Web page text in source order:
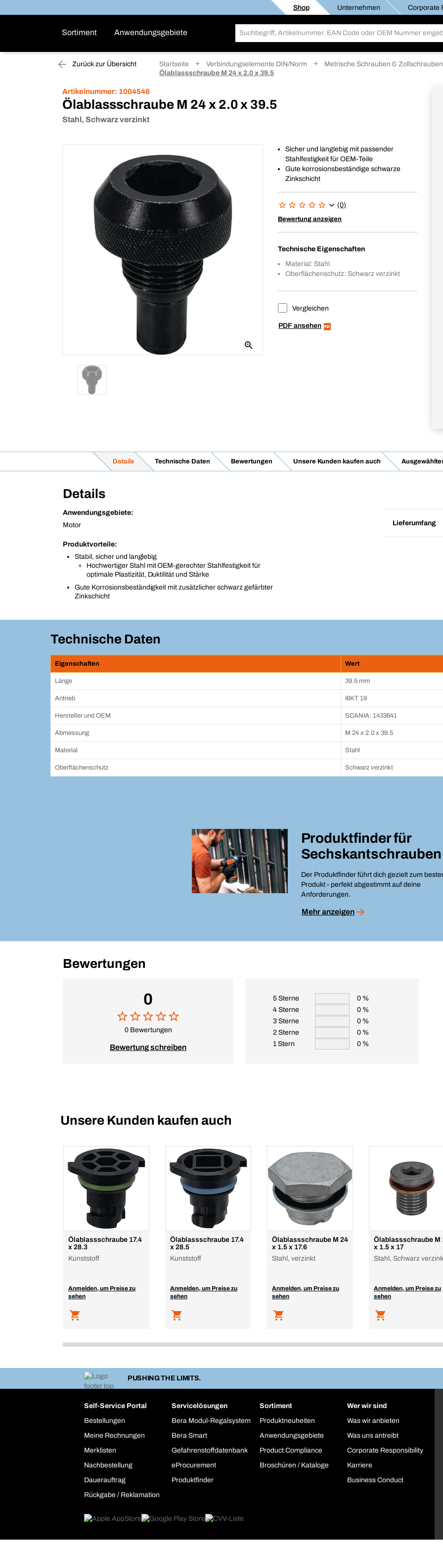
Shop Unternehmen Corporate
Sortiment Anwendungsgebiete
Zurück zur Übersicht Startseite Verbindungselemente DIN/Norm
Metrische Schrauben & Zollschrauben
Ölablassschraube M 24 x 2.0 x 39.5
Artikelnummer: 1004548
Ölablassschraube M 24 x 2.0 x 39.5
Stahl, Schwarz verzinkt
Sicher und langlebig mit passender
Stahlfestigkeit für OEM-Teile
Gute korrosionsbeständige schwarze
Zinkschicht
(0)
Bewertung anzeigen
Technische Eigenschaften
Material: Stahl
Oberflächenschutz: Schwarz verzinkt
Vergleichen
PDF ansehen
Details Technische Daten Bewertungen Unsere Kunden kaufen auch
Details
Anwendungsgebiete:
Motor
Produktvorteile:
Stabil, sicher und langlebig
Hochwertiger Stahl mit OEM-gerechter Stahlfestigkeit für
optimale Plastizität, Duktilität und Stärke
Gute Korrosionsbeständigkeit mit zusätzlicher schwarz gefärbter
Zinkschicht
Lieferumfang
Technische Daten
Eigenschaften Wert
Länge 39.5 mm
Antrieb I6KT 19
Hersteller und OEM SCANIA: 1433641
Abmessung M 24 x 2.0 x 39.5
Material Stahl
Oberflächenschutz Schwarz verzinkt
Produktfinder für
Sechskantschrauben
Der Produktfinder führt dich gezielt zum
Produkt - perfekt abgestimmt auf deine
Anforderungen.
Mehr anzeigen
Bewertungen
0
0 Bewertungen
Bewertung schreiben
5 Sterne
0 %
4 Sterne
0 %
3 Sterne
0 %
2 Sterne
0 %
1 Stern
0 %
Unsere Kunden kaufen auch
Ölablassschraube 17.4
x 28.3
Kunststoff
Anmelden, um Preise zu
sehen
Ölablassschraube 17.4
x 28.5
Kunststoff
Anmelden, um Preise zu
sehen
Ölablassschraube M 24
x 1.5 x 17.6
Stahl, verzinkt
Anmelden, um Preise zu
sehen
Ölablassschraube M
x 1.5 x 17
Stahl, Schwarz
Anmelden, um Preise zu
sehen
PUSHING THE LIMITS.
Self-Service Portal
Bestellungen
Meine Rechnungen
Merklisten
Nachbestellung
Dauerauftrag
Rückgabe / Reklamation
Servicelösungen
Bera Modul-Regalsystem
Bera Smart
Gefahrenstoffdatenbank
eProcurement
Produktfinder
Sortiment
Produktneuheiten
Anwendungsgebiete
Product Compliance
Broschüren / Kataloge
Wer wir sind
Was wir anbieten
Was uns antreibt
Corporate Responsibility
Karriere
Business Conduct